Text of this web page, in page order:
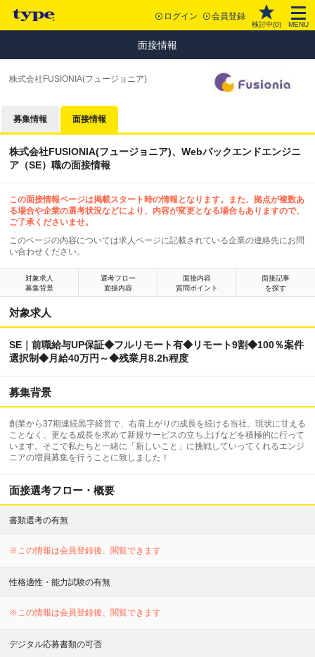
ログイン 会員登録
検討中(0) MENU
面接情報
株式会社FUSIONIA(フュージョニア)
募集情報 面接情報
株式会社FUSIONIA(フュージョニア)、Webバックエンドエンジニ
ア（SE）職の面接情報
この面接情報ページは掲載スタート時の情報となります。また、拠点が複数あ
る場合や企業の選考状況などにより、内容が変更となる場合もありますので、
ご了承くださいませ。
このページの内容については求人ページに記載されている企業の連絡先にお問
い合わせください。
対象求人
募集背景
選考フロー
面接内容
面接内容
質問ポイント
面接記事
を探す
対象求人
SE｜前職給与UP保証◆フルリモート有◆リモート9割◆100％案件
選択制◆月給40万円～◆残業月8.2h程度
募集背景
創業から37期連続黒字経営で、右肩上がりの成長を続ける当社。現状に甘える
ことなく、更なる成長を求めて新規サービスの立ち上げなどを積極的に行って
います。そこで私たちと一緒に「新しいこと」に挑戦していってくれるエンジ
ニアの増員募集を行うことに致しました！
面接選考フロー・概要
書類選考の有無
※この情報は会員登録後、閲覧できます
性格適性・能力試験の有無
※この情報は会員登録後、閲覧できます
デジタル応募書類の可否